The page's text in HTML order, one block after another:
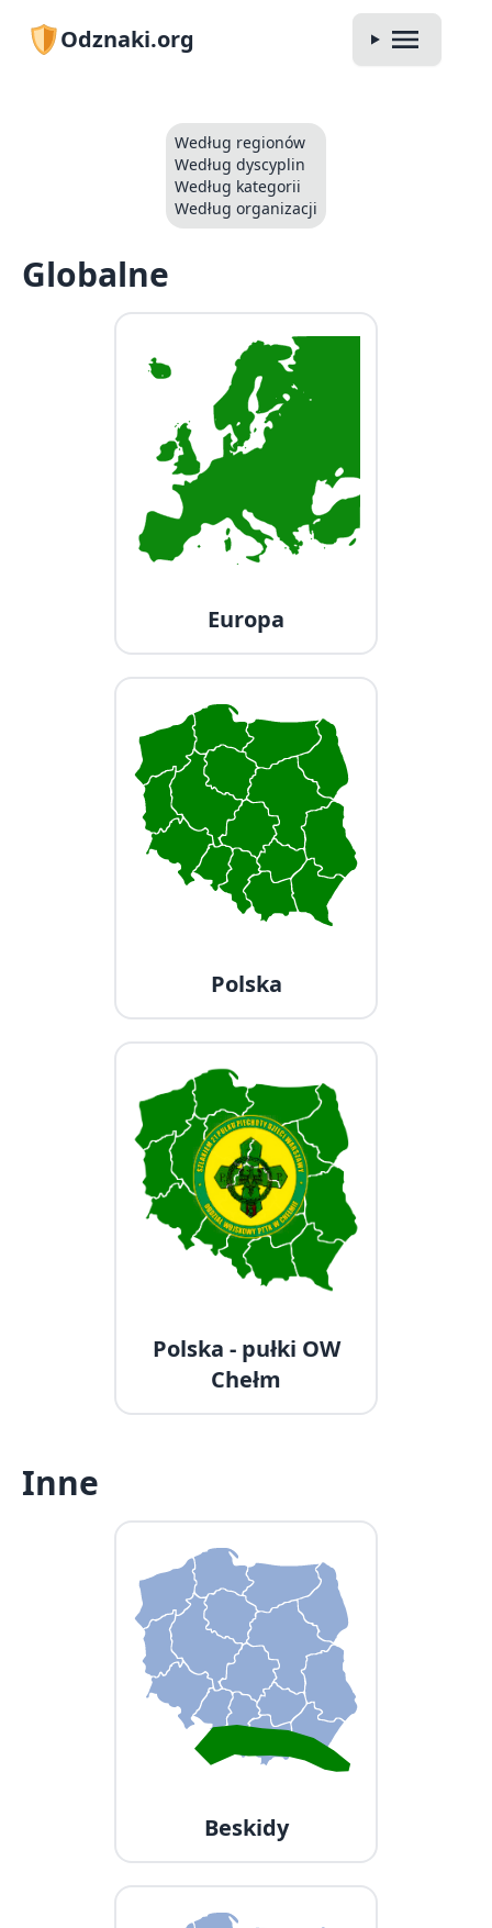
Odznaki.org
Według regionów
Według dyscyplin
Według kategorii
Według organizacji
Globalne
Europa
Polska
Polska - pułki OW
Chełm
Inne
Beskidy